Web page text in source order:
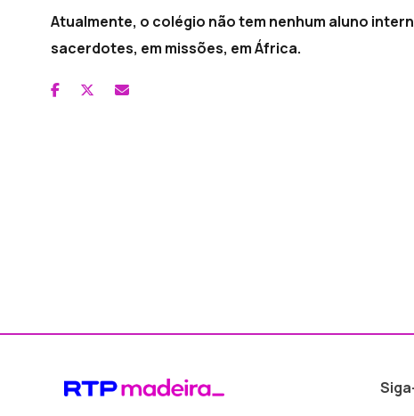
Atualmente, o colégio não tem nenhum aluno
sacerdotes, em missões, em África.